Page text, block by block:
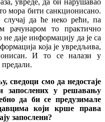
мора бити санкционисано.
да ће неко рећи, па
рачунаром то практично
даје информацију да је са
која је увредљива,
И то се налази у
сведоци смо да недостаје
запослених у решавању
да би се предузимале
који крше права
запослени?